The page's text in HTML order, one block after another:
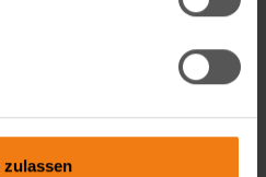
zulassen